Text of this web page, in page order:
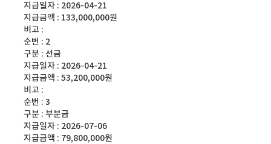
지급일자 : 2026-04-21
지급금액 : 133,000,000원
비고 :
순번 : 2
구분 : 선금
지급일자 : 2026-04-21
지급금액 :53,200,000원
비고 :
순번 :3
구분 :부분금
지급일자 : 2026-07-06
지급금액 : 79,800,000원